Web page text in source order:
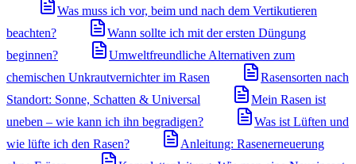
Was muss ich vor, beim und nach dem Vertikutieren
beachten?
Wann sollte ich mit der ersten Düngung
beginnen?
Umweltfreundliche Alternativen zum
chemischen Unkrautvernichter im Rasen
Rasensorten nach
Standort: Sonne, Schatten & Universal
Mein Rasen ist
uneben – wie kann ich ihn begradigen?
Was ist Lüften und
wie lüfte ich den Rasen?
Anleitung: Rasenerneuerung